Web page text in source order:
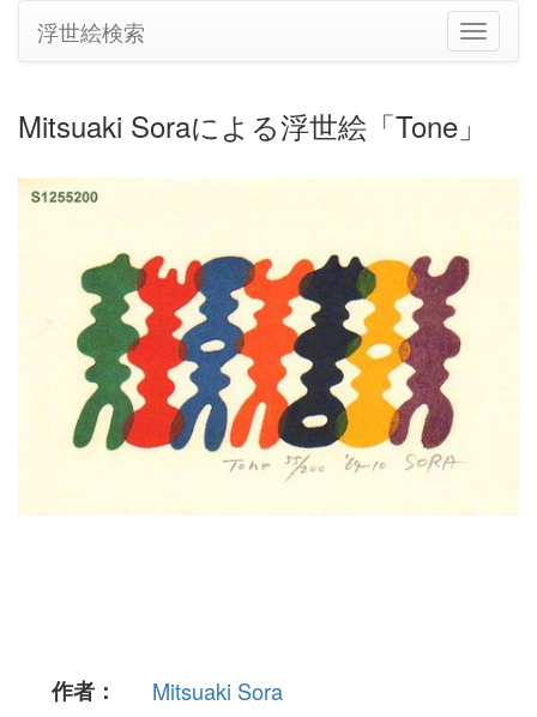
ナ
ビ
ン
浮世絵検索
Mitsuaki Soraによる浮世絵「Tone」
作者：
Mitsuaki Sora